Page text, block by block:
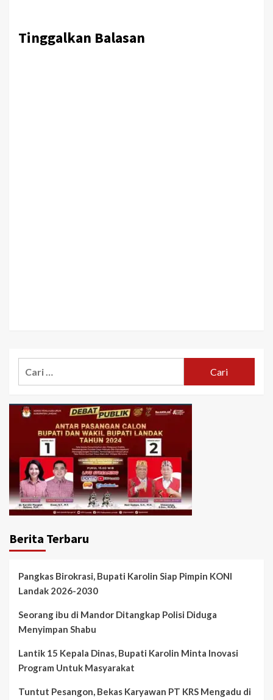
Tinggalkan Balasan
Berita Terbaru
Pangkas Birokrasi, Bupati Karolin Siap Pimpin KONI
Landak 2026-2030
Seorang ibu di Mandor Ditangkap Polisi Diduga
Menyimpan Shabu
Lantik 15 Kepala Dinas, Bupati Karolin Minta Inovasi
Program Untuk Masyarakat
Tuntut Pesangon, Bekas Karyawan PT KRS Mengadu di